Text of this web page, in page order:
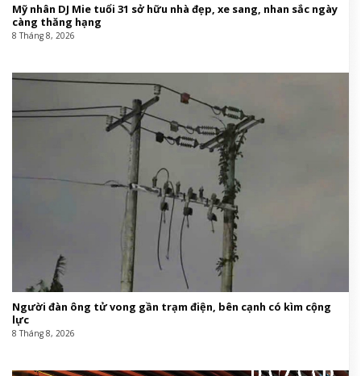
Mỹ nhân DJ Mie tuổi 31 sở hữu nhà đẹp, xe sang, nhan sắc ngày
càng thăng hạng
8 Tháng 8, 2026
Người đàn ông tử vong gần trạm điện, bên cạnh có kìm cộng
lực
8 Tháng 8, 2026